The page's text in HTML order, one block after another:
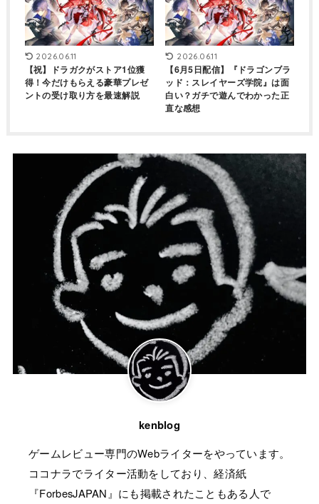
2026.06.11
【祝】ドラガクがストア1位獲
得！今だけもらえる豪華プレゼ
ントの受け取り方を最速解説
2026.06.11
【6月5日配信】『ドラゴンブラ
ッド：スレイヤーズ学院』は面
白い？ガチで遊んでわかった正
直な感想
kenblog
ゲームレビュー専門のWebライターをやっています。
ココナラでライター活動をしており、経済紙
『ForbesJAPAN』にも掲載されたこともある人で